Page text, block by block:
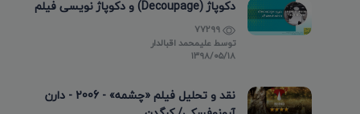
دکوپاژ (Decoupage) و دکوپاژ نویسی فیلم
توسطعلیمحمد اقبالدار
۱۳۹۸/۰۵/۱۸
نقد و تحلیل فیلم «چشمه» - 2006 - دارن